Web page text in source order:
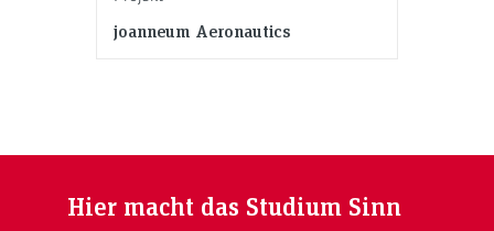
joanneum Aeronautics
Hier macht das Studium Sinn